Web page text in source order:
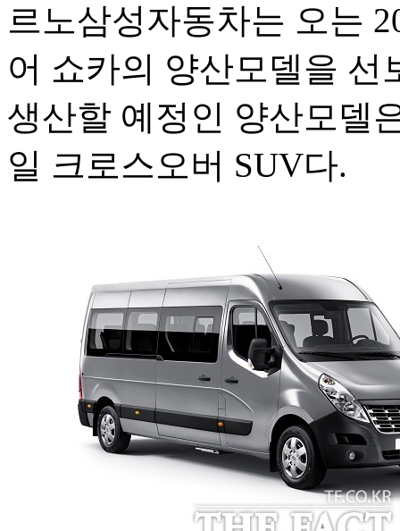
르노삼성자동차는 오는
어 쇼카의 양산모델을 선
생산할 예정인 양산모델
일 크로스오버 SUV다.